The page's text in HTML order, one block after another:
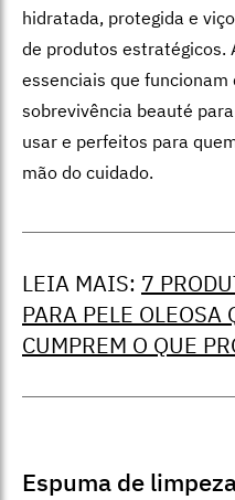
hidratada, protegida e
de produtos estratégicos.
essenciais que
sobrevivência beauté
usar e perfeitos para
mão do cuidado.
LEIA MAIS: 7
PARA PELE OLEOSA
CUMPREM O QUE
Espuma de